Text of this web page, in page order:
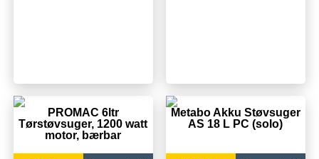
PROMAC 6ltr
Tørstøvsuger, 1200 watt
motor, bærbar
Metabo Akku Støvsuger
AS 18 L PC (solo)